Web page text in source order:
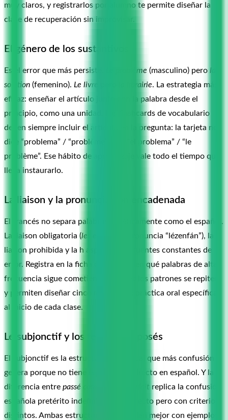
muy claros, y registrarlos por alumno te permite diseñar la
clase de recuperación sin improvisar.
El género de los sustantivos
Es el error que más persiste. Le problème (masculino) pero la
solution (femenino). Le livre la librairie. La estrategia más
eficaz: enseñar el artículo junto con la palabra desde el
principio, como una unidad. Las flashcards de vocabulario
deben siempre incluir el artículo en la pregunta: la tarjeta no
dice “problema” / “problème” sino “el problema” / “le
problème”. Ese hábito de aprendizaje vale todo el tiempo que
lleva instaurarlo.
La liaison y la pronunciación encadenada
El francés no separa palabras fonéticamente como el español.
La liaison obligatoria (les enfants
se pronuncia “lézenfán”), la
liaison prohibida y la h aspirada son fuentes constantes de
error. Registra en la ficha del alumno en qué palabras de alta
frecuencia sigue cometiendo errores: los patrones se repiten
y permiten diseñar cinco minutos de práctica oral específica
al inicio de cada clase.
Le subjonctif y los temps composés
El subjonctif es la estructura gramatical que más confusión
genera porque no tiene equivalente directo en español. Y la
diferencia entre passé composé imparfait replica la confusión
española pretérito indefinido / imperfecto pero con criterios
distintos. Ambas estructuras se trabajan mejor con ejemplos